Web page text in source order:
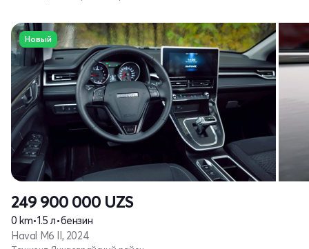
Новый
249 900 000 UZS
0 km•1.5 л•бензин
Haval M6 II, 2024